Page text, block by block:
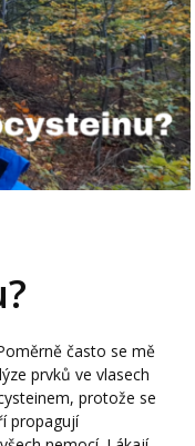
často se mě
prvků ve vlasech
protože se
propagují